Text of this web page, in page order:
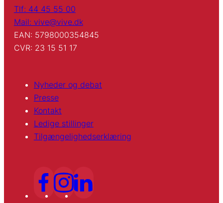
Tlf: 44 45 55 00
Mail: vive@vive.dk
EAN: 5798000354845
CVR: 23 15 51 17
Nyheder og debat
Presse
Kontakt
Ledige stillinger
Tilgængelighedserklæring